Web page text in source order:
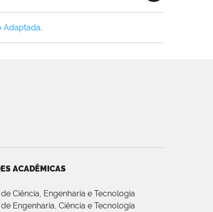
Adaptada.
ACADÊMICAS
Ciência, Engenharia e Tecnologia
Engenharia, Ciência e Tecnologia